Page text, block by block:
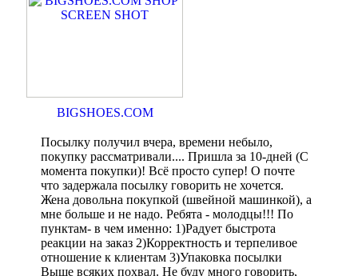
BIGSHOES.COM
Посылку получил вчера, времени небыло,
покупку рассматривали.... Пришла за 10-дней (С
момента покупки)! Всё просто супер! О почте
что задержала посылку говорить не хочется.
Жена довольна покупкой (швейной машинкой), а
мне больше и не надо. Ребята - молодцы!!! По
пунктам- в чем именно: 1)Радует быстрота
реакции на заказ 2)Корректность и терпеливое
отношение к клиентам 3)Упаковка посылки
Выше всяких похвал. Не буду много говорить,